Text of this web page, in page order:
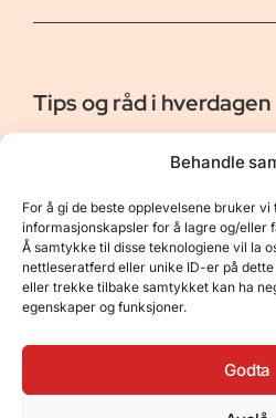
Behandle
For å gi de beste opplevelsene bruker vi
informasjonskapsler for å lagre og/eller
Å samtykke til disse teknologiene vil la
nettleseratferd eller unike ID-er på
eller trekke tilbake samtykket kan ha
egenskaper og funksjoner.
Godta
Tips og råd i hverdagen
Er vår bloggside hvor vi ønsker
gi deg råd og tips innen reiser,
naturopplevelser, personlig
Nyttige Linker
Om oss
Kontakt